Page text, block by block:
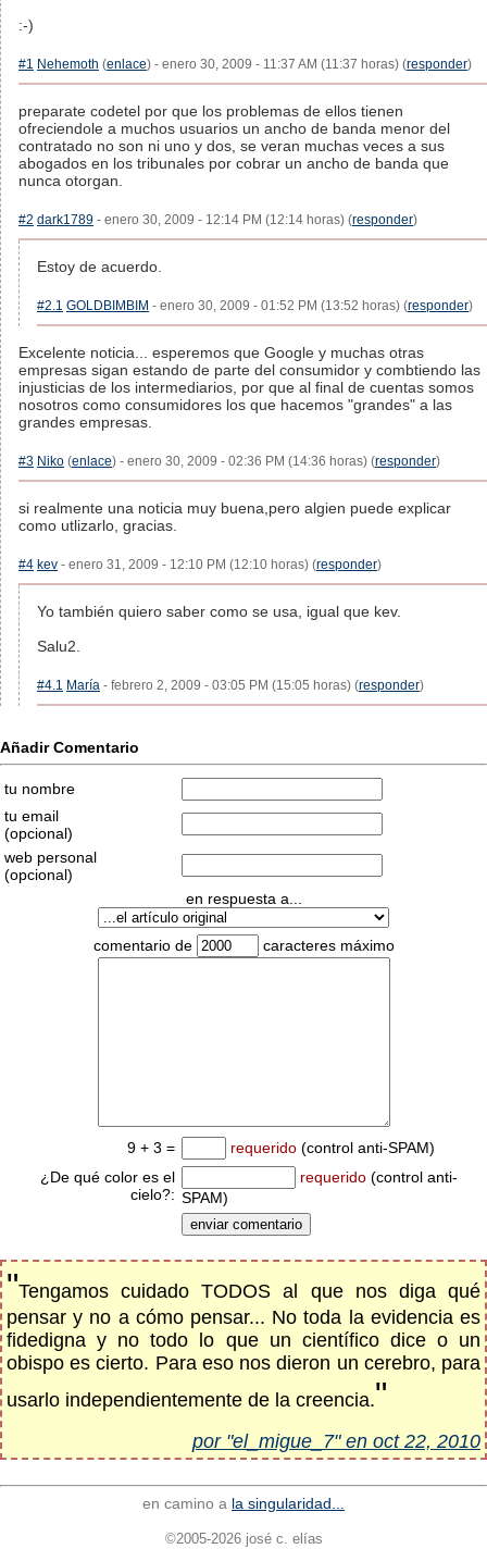
:-)
#1 Nehemoth (enlace) - enero 30, 2009 - 11:37 AM (11:37 horas) (responder)
preparate codetel por que los problemas de ellos tienen
ofreciendole a muchos usuarios un ancho de banda menor del
contratado no son ni uno y dos, se veran muchas veces a sus
abogados en los tribunales por cobrar un ancho de banda que
nunca otorgan.
#2 dark1789 - enero 30, 2009 - 12:14 PM (12:14 horas) (responder)
Estoy de acuerdo.
#2.1 GOLDBIMBIM - enero 30, 2009 - 01:52 PM (13:52 horas) (responder)
Excelente noticia... esperemos que Google y muchas otras
empresas sigan estando de parte del consumidor y combtiendo las
injusticias de los intermediarios, por que al final de cuentas somos
nosotros como consumidores los que hacemos "grandes" a las
grandes empresas.
#3 Niko (enlace) - enero 30, 2009 - 02:36 PM (14:36 horas) (responder)
si realmente una noticia muy buena,pero algien puede explicar
como utlizarlo, gracias.
#4 kev - enero 31, 2009 - 12:10 PM (12:10 horas) (responder)
Yo también quiero saber como se usa, igual que kev.
Salu2.
#4.1 María - febrero 2, 2009 - 03:05 PM (15:05 horas) (responder)
Añadir Comentario
tu nombre
tu email
(opcional)
web personal
(opcional)
en respuesta a...
comentario de caracteres máximo
9 + 3 = requerido (control anti-SPAM)
¿De qué color es el
cielo?:
requerido (control anti-
SPAM)
"Tengamos cuidado TODOS al que nos diga qué
pensar y no a cómo pensar... No toda la evidencia es
fidedigna y no todo lo que un científico dice o un
obispo es cierto. Para eso nos dieron un cerebro, para
usarlo independientemente de la creencia."
por "el_migue_7" en oct 22, 2010
en camino a la singularidad...
©2005-2026 josé c. elías